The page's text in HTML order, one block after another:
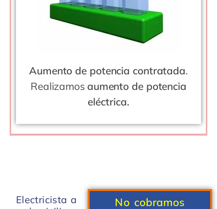
Aumento de potencia contratada.
Realizamos aumento de potencia
eléctrica.
Electricista a
No cobramos